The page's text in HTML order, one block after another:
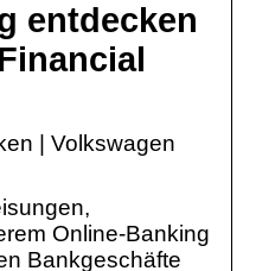
entdecken
| Volkswagen
Online-Banking
Bankgeschäfte